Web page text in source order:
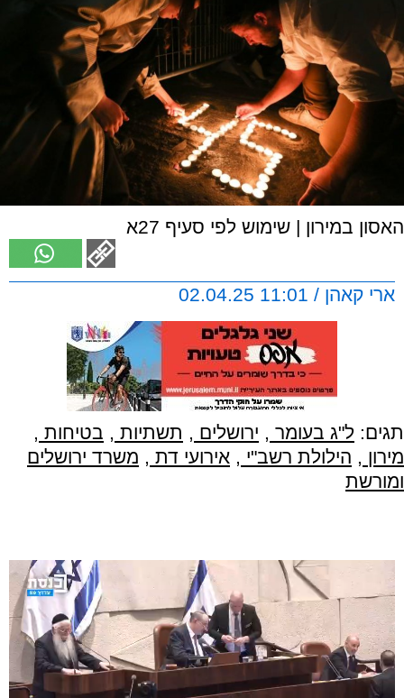
האסון במירון | שימוש לפי סעיף 27א
ארי קאהן / 11:01 02.04.25
תגים: ל"ג בעומר , ירושלים , תשתיות , בטיחות ,
מירון , הילולת רשב"י , אירועי דת , משרד ירושלים
ומורשת